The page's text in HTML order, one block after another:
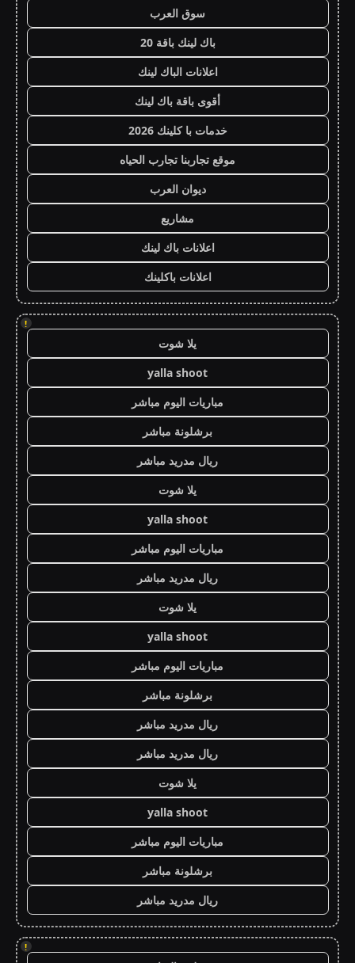
سوق العرب
باك لينك باقة 20
اعلانات الباك لينك
أقوى باقة باك لينك
خدمات با كلينك 2026
موقع تجاربنا تجارب الحياه
ديوان العرب
مشاريع
اعلانات باك لينك
اعلانات باكلينك
!
يلا شوت
yalla shoot
مباريات اليوم مباشر
برشلونة مباشر
ريال مدريد مباشر
يلا شوت
yalla shoot
مباريات اليوم مباشر
ريال مدريد مباشر
يلا شوت
yalla shoot
مباريات اليوم مباشر
برشلونة مباشر
ريال مدريد مباشر
ريال مدريد مباشر
يلا شوت
yalla shoot
مباريات اليوم مباشر
برشلونة مباشر
ريال مدريد مباشر
!